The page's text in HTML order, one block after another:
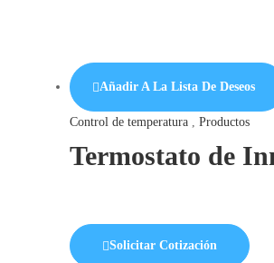
Añadir A La Lista De Deseos
Control de temperatura, Productos
Termostato de
Solicitar Cotización